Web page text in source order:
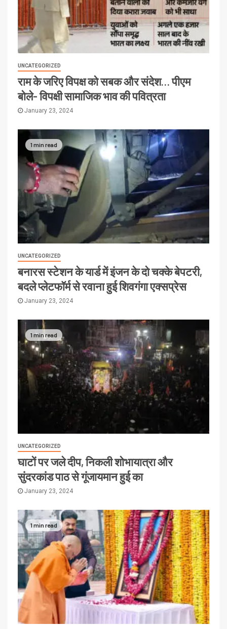
UNCATEGORIZED
राम के जरिए विपक्ष को सबक और संदेश… पीएम
बोले- विपक्षी सामाजिक भाव की पवित्रता
January 23, 2024
1 min read
UNCATEGORIZED
बनारस स्टेशन के यार्ड में इंजन के दो चक्के बेपटरी,
बदले प्लेटफॉर्म से रवाना हुई शिवगंगा एक्सप्रेस
January 23, 2024
1 min read
UNCATEGORIZED
घाटों पर जले दीप, निकली शोभायात्रा और
सुंदरकांड पाठ से गूंजायमान हुई का
January 23, 2024
1 min read